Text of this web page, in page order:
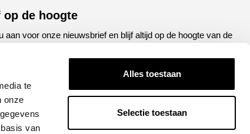
te
onze
van
Alles toestaan
Selectie toestaan
de hoogte
aan voor onze nieuwsbrief en blijf altijd op de hoogte van de
mailadres